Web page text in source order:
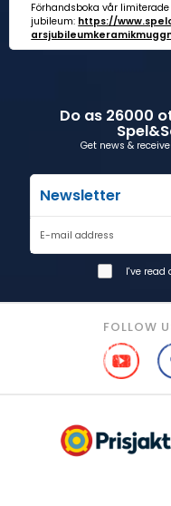
Förhandsboka vår
jubileum: https://
Do as 26000
Get news &
Newsletter
E-mail address
I've read
FOLLOW